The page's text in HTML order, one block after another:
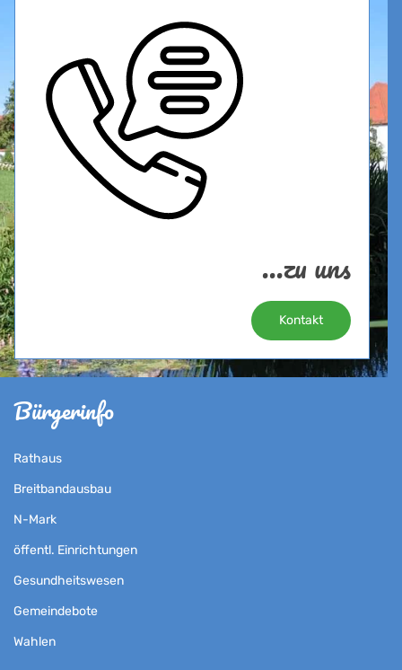
...zu uns
Kontakt
Bürgerinfo
Rathaus
Breitbandausbau
N-Mark
öffentl. Einrichtungen
Gesundheitswesen
Gemeindebote
Wahlen